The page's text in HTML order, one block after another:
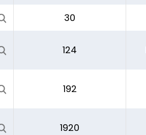
30
124
192
1920